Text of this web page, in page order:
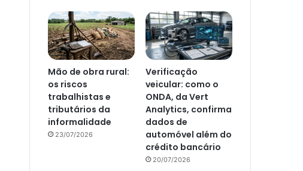
Mão de obra rural:
os riscos
trabalhistas e
tributários da
informalidade
23/07/2026
Verificação
veicular: como o
ONDA, da Vert
Analytics, confirma
dados de
automóvel além do
crédito bancário
20/07/2026